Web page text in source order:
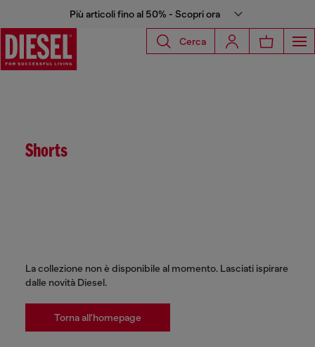
Più articoli fino al 50% - Scopri ora
Cerca
Shorts
La collezione non è disponibile al momento. Lasciati ispirare
dalle novità Diesel.
Torna all'homepage